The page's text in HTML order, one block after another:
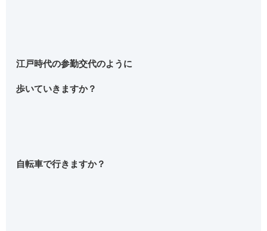
江戸時代の参勤交代のように
歩いていきますか？
自転車で行きますか？